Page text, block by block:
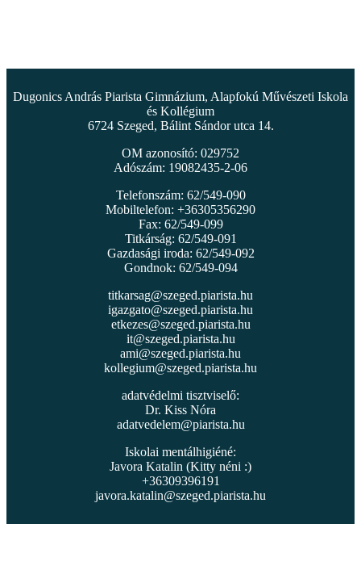
Dugonics András Piarista Gimnázium, Alapfokú Művészeti Iskola
és Kollégium
6724 Szeged, Bálint Sándor utca 14.
OM azonosító: 029752
Adószám: 19082435-2-06
Telefonszám: 62/549-090
Mobiltelefon: +36305356290
Fax: 62/549-099
Titkárság: 62/549-091
Gazdasági iroda: 62/549-092
Gondnok: 62/549-094
titkarsag@szeged.piarista.hu
igazgato@szeged.piarista.hu
etkezes@szeged.piarista.hu
it@szeged.piarista.hu
ami@szeged.piarista.hu
kollegium@szeged.piarista.hu
adatvédelmi tisztviselő:
Dr. Kiss Nóra
adatvedelem@piarista.hu
Iskolai mentálhigiéné:
Javora Katalin (Kitty néni :)
+36309396191
javora.katalin@szeged.piarista.hu